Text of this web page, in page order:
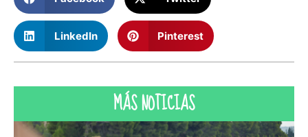
LinkedIn Pinterest
MÁS NOTICIAS